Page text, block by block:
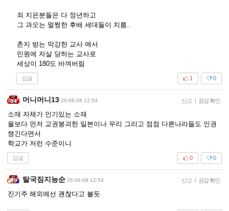
죄 지은분들은 다 정년하고
그 과오는 멀쩡한 후배 세대들이 치름..
촌지 받는 막강한 교사 에서
민원에 자살 당하는 교사로
세상이 180도 바껴버림
답글 0
1
머니머니13 26-06-08 12:54 신고 | 공감 확인
소재 자체가 인기있는 소재
울보다 먼저 교권붕괴한 일본이나 우리 그리고 점점 다른나라들도 인권
챙긴다면서
학교가 저런 수준이니
답글 0
0
탈국짐지능순 26-06-08 12:54 신고 | 공감 확인
진기주 해외에선 괜찮다고 볼듯